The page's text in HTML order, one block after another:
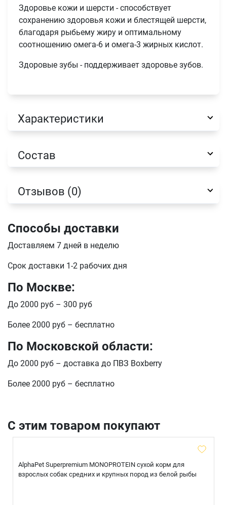
Здоровье кожи и шерсти - способствует
сохранению здоровья кожи и блестящей шерсти,
благодаря рыбьему жиру и оптимальному
соотношению омега-6 и омега-3 жирных кислот.
Здоровые зубы - поддерживает здоровье зубов.
Характеристики
Состав
Отзывов (0)
Способы доставки
Доставляем 7 дней в неделю
Срок доставки 1-2 рабочих дня
По Москве:
До 2000 руб – 300 руб
Более 2000 руб – бесплатно
По Московской области:
До 2000 руб – доставка до ПВЗ Boxberry
Более 2000 руб – бесплатно
С этим товаром покупают
AlphaPet Superpremium MONOPROTEIN сухой корм для
взрослых собак средних и крупных пород из белой рыбы
Оформить заказ
Телефон
E-mail